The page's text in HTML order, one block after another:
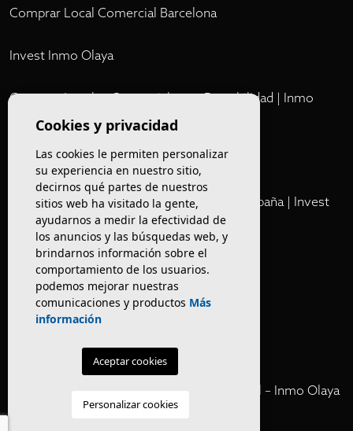
Comprar Local Comercial Barcelona
Invest Inmo Olaya
Comprar Locales Comerciales en Rentabilidad | Inmo
Olaya
Cartera Privada de Activos Hoteleros en España | Invest
Inmo Olaya
Venta de edificios
Comprar restaurante en Barcelona
Negocios en rentabilidad en Barcelona
Vender Hotel en España | Venta Confidencial – Inmo Olaya
Cookies y privacidad
Las cookies le permiten personalizar
su experiencia en nuestro sitio,
decirnos qué partes de nuestros
sitios web ha visitado la gente,
ayudarnos a medir la efectividad de
los anuncios y las búsquedas web, y
brindarnos información sobre el
comportamiento de los usuarios.
podemos mejorar nuestras
comunicaciones y productos Más
información
Aceptar cookies
Personalizar cookies